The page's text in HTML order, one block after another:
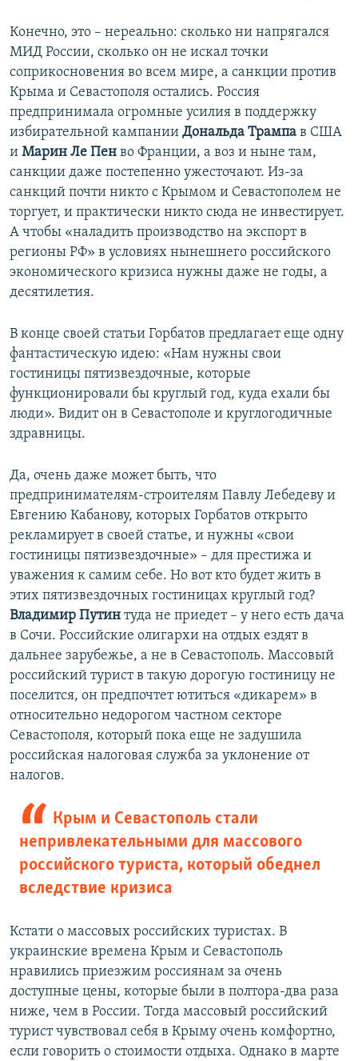
Конечно, это – нереально: сколько ни напрягался
МИД России, сколько он не искал точки
соприкосновения во всем мире, а санкции против
Крыма и Севастополя остались. Россия
предпринимала огромные усилия в поддержку
избирательной кампании Дональда Трампа в США
и Марин Ле Пен во Франции, а воз и ныне там,
санкции даже постепенно ужесточают. Из-за
санкций почти никто с Крымом и Севастополем не
торгует, и практически никто сюда не инвестирует.
А чтобы «наладить производство на экспорт в
регионы РФ» в условиях нынешнего российского
экономического кризиса нужны даже не годы, а
десятилетия.
В конце своей статьи Горбатов предлагает еще одну
фантастическую идею: «Нам нужны свои
гостиницы пятизвездочные, которые
функционировали бы круглый год, куда ехали бы
люди». Видит он в Севастополе и круглогодичные
здравницы.
Да, очень даже может быть, что
предпринимателям-строителям Павлу Лебедеву и
Евгению Кабанову, которых Горбатов открыто
рекламирует в своей статье, и нужны «свои
гостиницы пятизвездочные» – для престижа и
уважения к самим себе. Но вот кто будет жить в
этих пятизвездочных гостиницах круглый год?
Владимир Путин туда не приедет – у него есть дача
в Сочи. Российские олигархи на отдых ездят в
дальнее зарубежье, а не в Севастополь. Массовый
российский турист в такую дорогую гостиницу не
поселится, он предпочтет ютиться «дикарем» в
относительно недорогом частном секторе
Севастополя, который пока еще не задушила
российская налоговая служба за уклонение от
налогов.
Крым и Севастополь стали
непривлекательными для массового
российского туриста, который обеднел
вследствие кризиса
Кстати о массовых российских туристах. В
украинские времена Крым и Севастополь
нравились приезжим россиянам за очень
доступные цены, которые были в полтора-два раза
ниже, чем в России. Тогда массовый российский
турист чувствовал себя в Крыму очень комфортно,
если говорить о стоимости отдыха. Однако в марте